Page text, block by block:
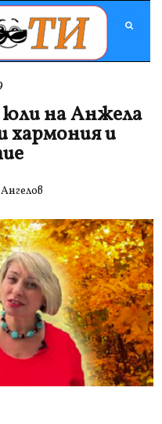
юли на Анжела
хармония и